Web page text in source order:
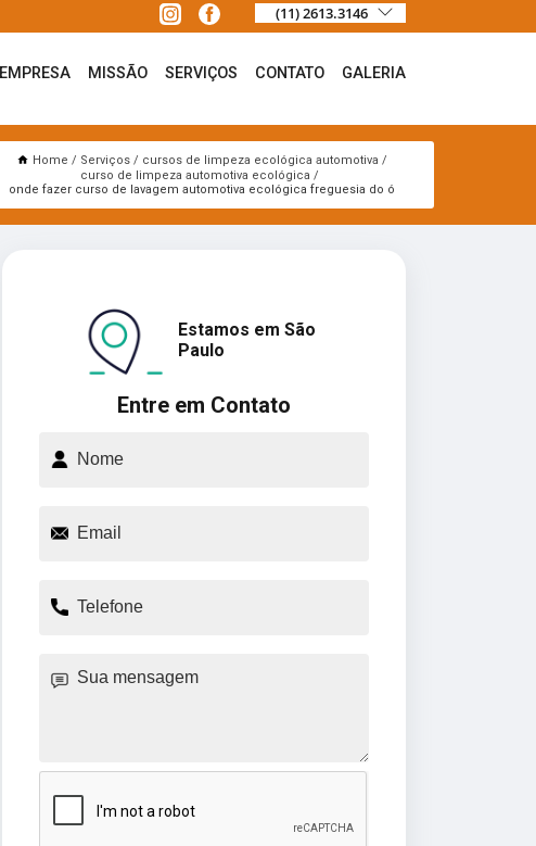
(11) 2613.3146
EMPRESA MISSÃO SERVIÇOS CONTATO GALERIA
Home Serviços
cursos de limpeza ecológica automotiva
curso de limpeza automotiva ecológica
onde fazer curso de lavagem automotiva ecológica freguesia do ó
Entre em Contato
Estamos em São
Paulo